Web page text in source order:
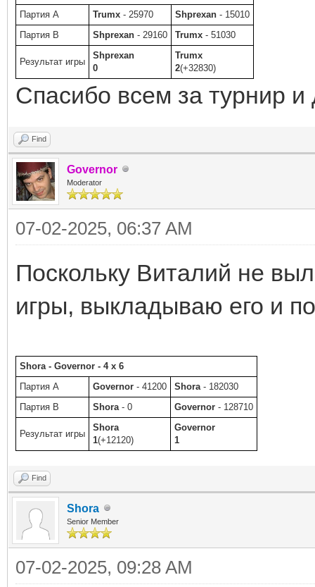
Партия A
Trumx - 25970 Shprexan - 15010
Партия B
Shprexan - 29160 Trumx - 51030
Результат игры
Shprexan
0
Trumx
2(+32830)
Спасибо всем за турнир
Find
Governor
Moderator
07-02-2025, 06:37 AM
Поскольку Виталий не
игры, выкладываю его и
Shora - Governor - 4 x 6
Партия A
Governor - 41200 Shora - 182030
Партия B
Shora - 0 Governor - 128710
Результат игры
Shora
1(+12120)
Governor
1
Find
Shora
Senior Member
07-02-2025, 09:28 AM